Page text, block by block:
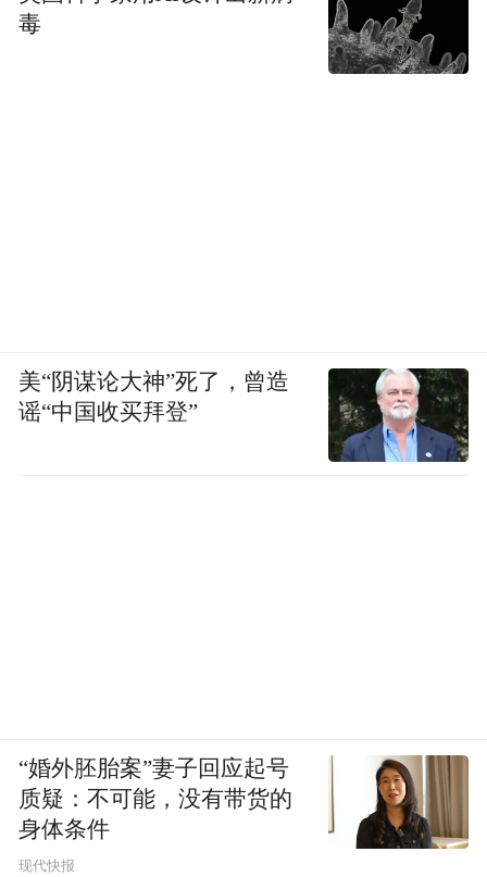
毒
美“阴谋论大神”死了，曾造
谣“中国收买拜登”
“婚外胚胎案”妻子回应起号
质疑：不可能，没有带货的
身体条件
现代快报